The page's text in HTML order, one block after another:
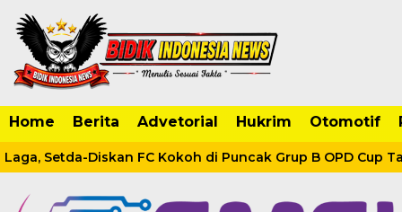
Home Berita Advetorial Hukrim Otomotif
Setda-Diskan FC Kokoh di Puncak Grup B OPD Cup